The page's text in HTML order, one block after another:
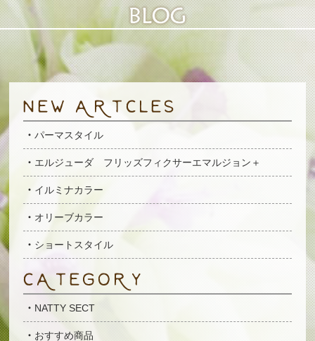
パーマスタイル
エルジューダ フリッズフィクサーエマルジョン＋
イルミナカラー
オリーブカラー
ショートスタイル
NATTY SECT
おすすめ商品